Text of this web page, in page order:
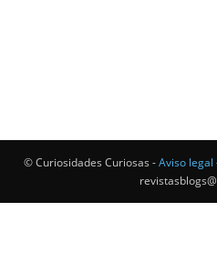
© Curiosidades Curiosas -Aviso legal